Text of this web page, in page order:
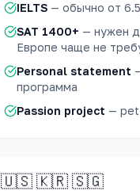
IELTS — обычно от
SAT 1400+ — нужен
Европе чаще не
Personal statement
программа
Passion project —
🇺🇸 🇰🇷 🇸🇬